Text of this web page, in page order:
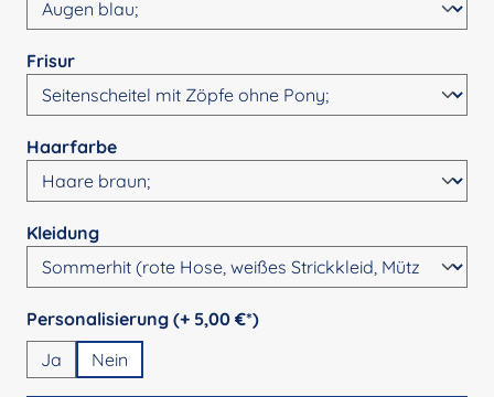
Frisurauswählen
Haarfarbeauswählen
Kleidungauswählen
Personalisierung (+ 5,00 €*)auswählen
Ja
Nein